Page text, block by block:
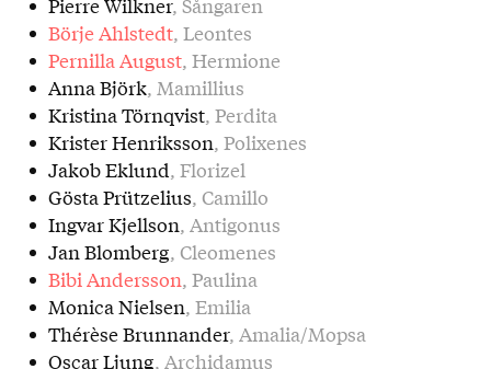
Börje Ahlstedt, Leontes
Pernilla August, Hermione
Anna Björk, Mamillius
Kristina Törnqvist, Perdita
Krister Henriksson, Polixenes
Jakob Eklund, Florizel
Gösta Prützelius, Camillo
Ingvar Kjellson, Antigonus
Jan Blomberg, Cleomenes
Bibi Andersson, Paulina
Monica Nielsen, Emilia
Thérèse Brunnander, Amalia/Mopsa
Oscar Ljung, Archidamus